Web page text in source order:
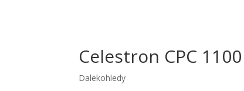
Celestron CPC
Dalekohledy